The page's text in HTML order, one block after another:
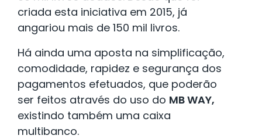
criada esta iniciativa em 2015, já
angariou mais de 150 mil livros.
Há ainda uma aposta na simplificação,
comodidade, rapidez e segurança dos
pagamentos efetuados, que poderão
ser feitos através do uso do MB WAY,
existindo também uma caixa
multibanco.